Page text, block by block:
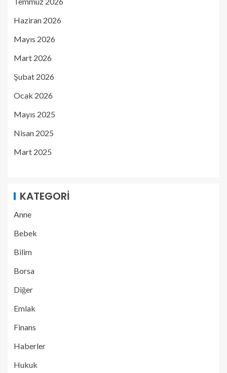
Haziran 2026
Mayıs 2026
Mart 2026
Şubat 2026
Ocak 2026
Mayıs 2025
Nisan 2025
Mart 2025
KATEGORI
Anne
Bebek
Bilim
Borsa
Diğer
Emlak
Finans
Haberler
Hukuk